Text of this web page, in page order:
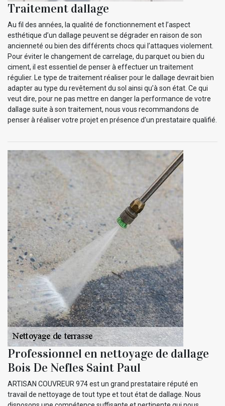
Traitement dallage
Au fil des années, la qualité de fonctionnement et l’aspect
esthétique d’un dallage peuvent se dégrader en raison de son
ancienneté ou bien des différents chocs qui l’attaques violement.
Pour éviter le changement de carrelage, du parquet ou bien du
ciment, il est essentiel de penser à effectuer un traitement
régulier. Le type de traitement réaliser pour le dallage devrait bien
adapter au type du revêtement du sol ainsi qu’à son état. Ce qui
veut dire, pour ne pas mettre en danger la performance de votre
dallage suite à son traitement, nous vous recommandons de
penser à réaliser votre projet en présence d’un prestataire qualifié.
Professionnel en nettoyage de dallage
Bois De Nefles Saint Paul
ARTISAN COUVREUR 974 est un grand prestataire réputé en
travail de nettoyage de tout type et tout état de dallage. Nous